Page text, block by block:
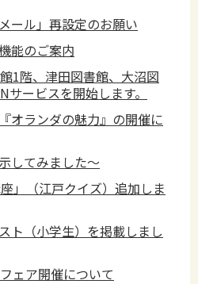
ール」再設定のお願い
能のご案内
1階、津田図書館、大沼図
ービスを開始します。
オランダの魅力』の開催に
してみました～
」（江戸クイズ）追加しま
ト（小学生）を掲載しまし
ェア開催について